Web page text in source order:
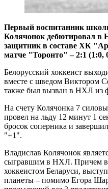
Первый воспитанник
Колячонок дебютировал
защитник в составе ХК
матче "Торонто" – 2:1 (1:0,
Белорусский хоккеист
вместе с шведом Виктором
также был вызван в НХЛ из
На счету Колячонка 7
провел на льду 12 минут 1
бросок соперника и
"+1".
Владислав Колячонок
сыгравшим в НХЛ. Причем в
хоккеистом Беларуси,
планеты – помимо Егора